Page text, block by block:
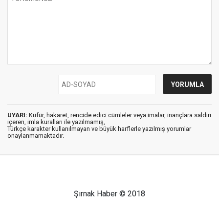
UYARI: Küfür, hakaret, rencide edici cümleler veya imalar, inançlara saldırı
içeren, imla kuralları ile yazılmamış,
Türkçe karakter kullanılmayan ve büyük harflerle yazılmış yorumlar
onaylanmamaktadır.
Şırnak Haber © 2018